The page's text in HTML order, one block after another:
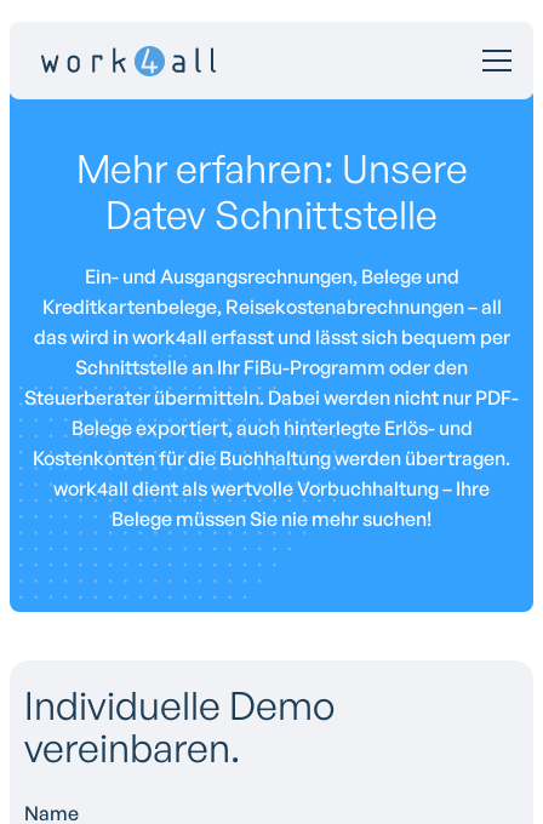
Mehr erfahren: Unsere
Datev Schnittstelle
Ein- und Ausgangsrechnungen, Belege und
Kreditkartenbelege, Reisekostenabrechnungen – all
das wird in work4all erfasst und lässt sich bequem per
Schnittstelle an Ihr FiBu-Programm oder den
Steuerberater übermitteln. Dabei werden nicht nur PDF-
Belege exportiert, auch hinterlegte Erlös- und
Kostenkonten für die Buchhaltung werden übertragen.
work4all dient als wertvolle Vorbuchhaltung – Ihre
Belege müssen Sie nie mehr suchen!
Individuelle Demo
vereinbaren.
Name